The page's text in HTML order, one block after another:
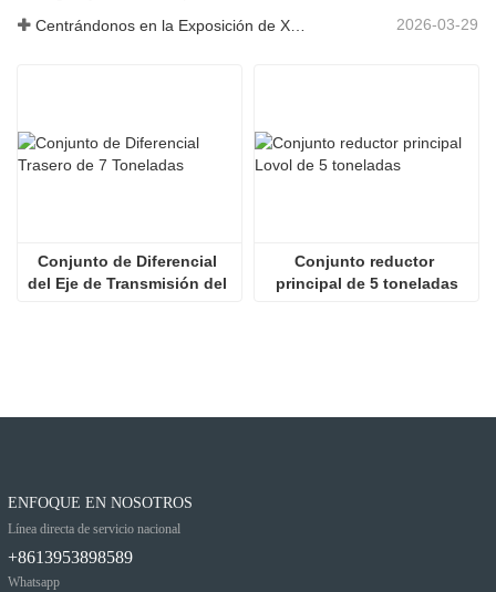
2026-03-29
Conjunto de Diferencial
del Eje de Transmisión del
Conjunto reductor
principal de 5 toneladas
ENFOQUE EN NOSOTROS
Línea directa de servicio nacional
+8613953898589
Whatsapp